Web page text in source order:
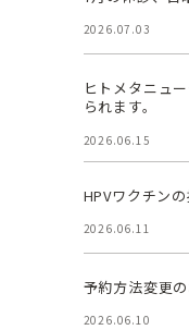
2026.07.03
ヒトメタニュ
られます。
2026.06.15
HPVワクチン
2026.06.11
予約方法変更
2026.06.10